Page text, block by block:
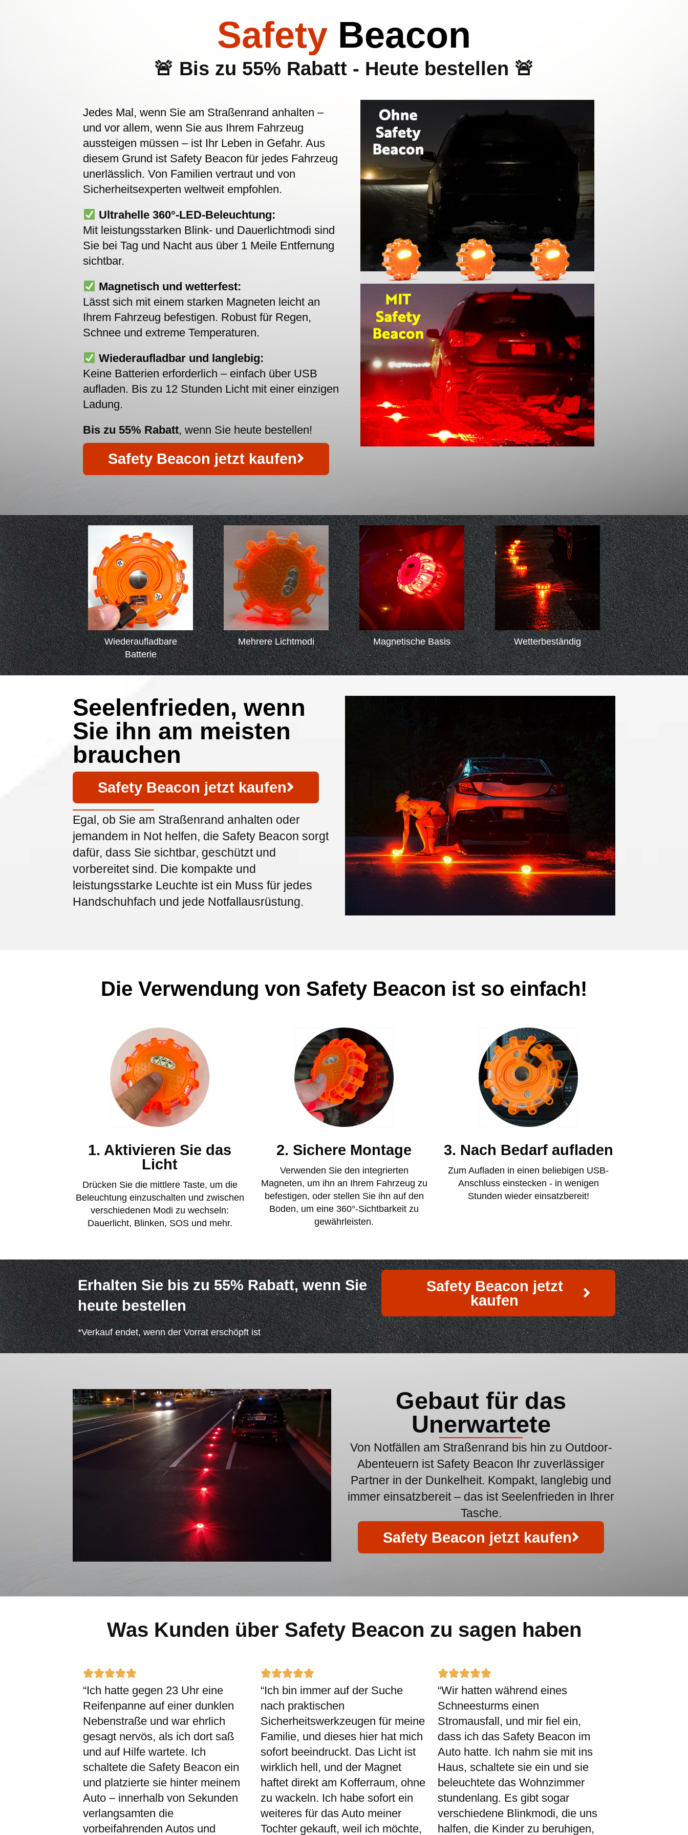
Safety Beacon
🚨 Bis zu 55% Rabatt - Heute bestellen 🚨
Jedes Mal, wenn Sie am Straßenrand anhalten –
und vor allem, wenn Sie aus Ihrem Fahrzeug
aussteigen müssen – ist Ihr Leben in Gefahr. Aus
diesem Grund ist Safety Beacon für jedes Fahrzeug
unerlässlich. Von Familien vertraut und von
Sicherheitsexperten weltweit empfohlen.
Ultrahelle 360°-LED-Beleuchtung:
Mit leistungsstarken Blink- und Dauerlichtmodi sind
Sie bei Tag und Nacht aus über 1 Meile Entfernung
sichtbar.
Magnetisch und wetterfest:
Lässt sich mit einem starken Magneten leicht an
Ihrem Fahrzeug befestigen. Robust für Regen,
Schnee und extreme Temperaturen.
Wiederaufladbar und langlebig:
Keine Batterien erforderlich – einfach über USB
aufladen. Bis zu 12 Stunden Licht mit einer einzigen
Ladung.
Bis zu 55% Rabatt, wenn Sie heute bestellen!
Safety Beacon jetzt kaufen
Wiederaufladbare
Batterie
Mehrere Lichtmodi Magnetische Basis Wetterbeständig
Seelenfrieden, wenn
Sie ihn am meisten
brauchen
Safety Beacon jetzt kaufen
Egal, ob Sie am Straßenrand anhalten oder
jemandem in Not helfen, die Safety Beacon sorgt
dafür, dass Sie sichtbar, geschützt und
vorbereitet sind. Die kompakte und
leistungsstarke Leuchte ist ein Muss für jedes
Handschuhfach und jede Notfallausrüstung.
Die Verwendung von Safety Beacon ist so einfach!
1. Aktivieren Sie das
Licht
Drücken Sie die mittlere Taste, um die
Beleuchtung einzuschalten und zwischen
verschiedenen Modi zu wechseln:
Dauerlicht, Blinken, SOS und mehr.
2. Sichere Montage
Verwenden Sie den integrierten
Magneten, um ihn an Ihrem Fahrzeug zu
befestigen, oder stellen Sie ihn auf den
Boden, um eine 360°-Sichtbarkeit zu
gewährleisten.
3. Nach Bedarf aufladen
Zum Aufladen in einen beliebigen USB-
Anschluss einstecken - in wenigen
Stunden wieder einsatzbereit!
Erhalten Sie bis zu 55% Rabatt, wenn Sie
heute bestellen
*Verkauf endet, wenn der Vorrat erschöpft ist
Safety Beacon jetzt
kaufen
Gebaut für das
Unerwartete
Von Notfällen am Straßenrand bis hin zu Outdoor-
Abenteuern ist Safety Beacon Ihr zuverlässiger
Partner in der Dunkelheit. Kompakt, langlebig und
immer einsatzbereit – das ist Seelenfrieden in Ihrer
Tasche.
Safety Beacon jetzt kaufen
Was Kunden über Safety Beacon zu sagen haben

5
out
of
5
“Ich hatte gegen 23 Uhr eine
Reifenpanne auf einer dunklen
Nebenstraße und war ehrlich
gesagt nervös, als ich dort saß
und auf Hilfe wartete. Ich
schaltete die Safety Beacon ein
und platzierte sie hinter meinem
Auto – innerhalb von Sekunden
verlangsamten die
vorbeifahrenden Autos und
Rated
5
out
of
5
“Ich bin immer auf der Suche
nach praktischen
Sicherheitswerkzeugen für meine
Familie, und dieses hier hat mich
sofort beeindruckt. Das Licht ist
wirklich hell, und der Magnet
haftet direkt am Kofferraum, ohne
zu wackeln. Ich habe sofort ein
weiteres für das Auto meiner
Tochter gekauft, weil ich möchte,

5
out
5
“Wir hatten während eines
Schneesturms einen
Stromausfall, und mir fiel ein,
dass ich das Safety Beacon im
Auto hatte. Ich nahm sie mit ins
Haus, schaltete sie ein und sie
beleuchtete das Wohnzimmer
stundenlang. Es gibt sogar
verschiedene Blinkmodi, die uns
halfen, die Kinder zu beruhigen,